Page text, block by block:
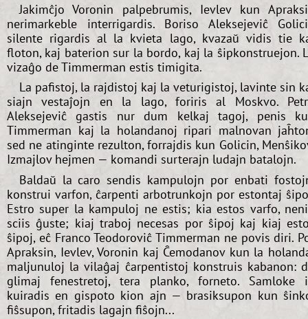
Jakimĉjo Voronin palpebrumis, Ievlev kun
nerimarkeble interrigardis. Boriso Aleksejeviĉ
silente rigardis al la kvieta lago, kvazaŭ vidis tie
floton, kaj baterion sur la bordo, kaj la ŝipkonstruejon.
vizaĝo de Timmerman estis timigita.
La pafistoj, la rajdistoj kaj la veturigistoj, lavinte sin
siajn vestaĵojn en la lago, foriris al Moskvo.
Aleksejeviĉ gastis nur dum kelkaj tagoj, penis
Timmerman kaj la holandanoj ripari malnovan
sed ne atinginte rezulton, forrajdis kun Golicin,
Izmajlov hejmen — komandi surterajn ludajn batalojn.
Baldaŭ la caro sendis kampulojn por enbati
konstrui varfon, ĉarpenti arbotrunkojn por estontaj
Estro super la kampuloj ne estis; kia estos varfo,
sciis ĝuste; kiaj traboj necesas por ŝipoj kaj kiaj
ŝipoj, eĉ Franco Teodoroviĉ Timmerman ne povis diri.
Apraksin, Ievlev, Voronin kaj Ĉemodanov kun la
maljunuloj la vilaĝaj ĉarpentistoj konstruis kabanon:
glimaj fenestretoj, tera planko, forneto. Samloke
kuiradis en gispoto kion ajn — brasiksupon kun
fiŝsupon, fritadis lagajn fiŝojn...